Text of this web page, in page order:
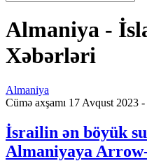
Almaniya -
Xəbərləri
Almaniya
Cümə axşamı 17 Avqust 2023
İsrailin ən böyük
Almaniyaya Arrow-